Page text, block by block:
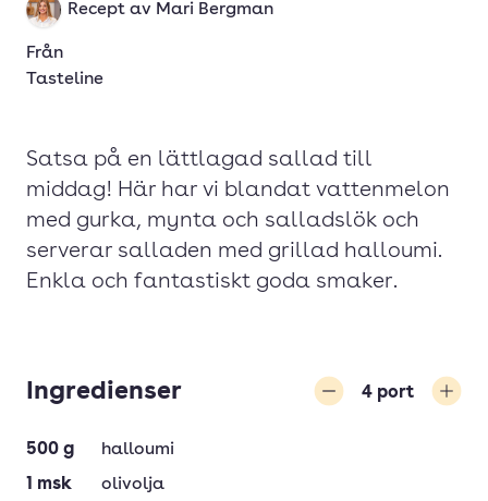
Recept av Mari Bergman
Från
Tasteline
Satsa på en lättlagad sallad till
middag! Här har vi blandat vattenmelon
med gurka, mynta och salladslök och
serverar salladen med grillad halloumi.
Enkla och fantastiskt goda smaker.
Ingredienser 4 port
500 g
halloumi
1 msk
olivolja